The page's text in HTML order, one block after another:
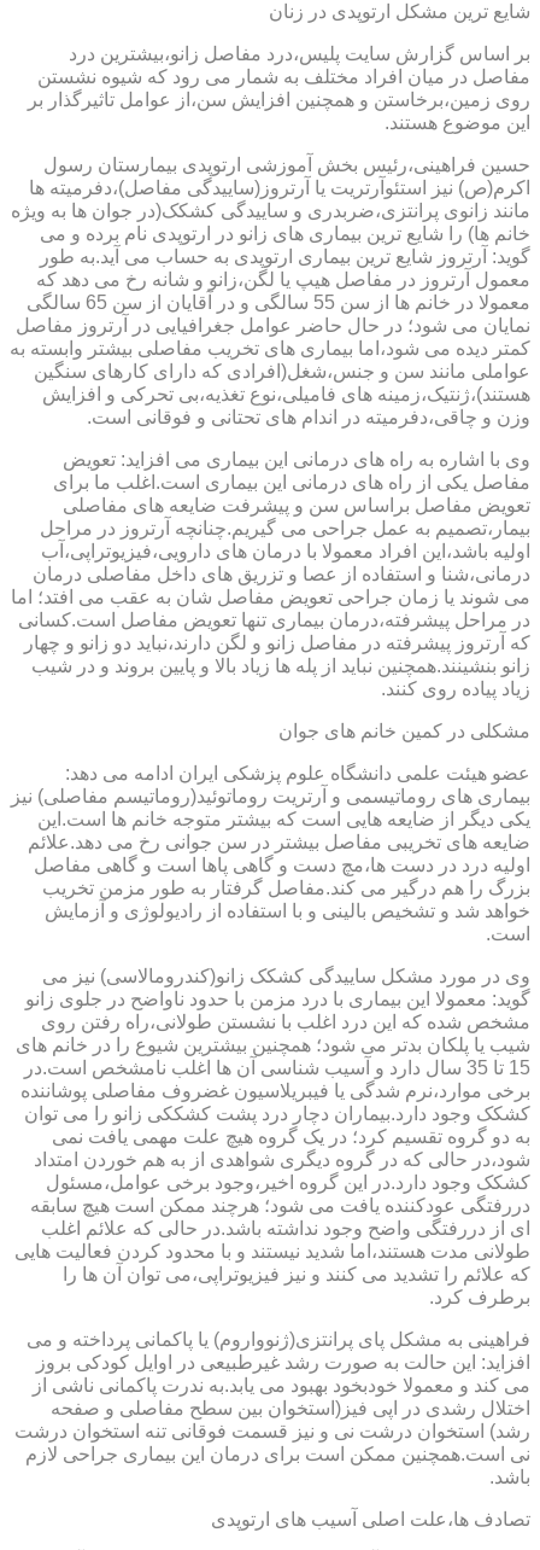
شایع ترین مشکل ارتوپدی در زنان
بر اساس گزارش سایت پلیس،درد مفاصل زانو،بیشترین درد
مفاصل در میان افراد مختلف به شمار می رود که شیوه نشستن
روی زمین،برخاستن و همچنین افزایش سن،از عوامل تاثیرگذار بر
این موضوع هستند.
حسین فراهینی،رئیس بخش آموزشی ارتوپدی بیمارستان رسول
اکرم(ص) نیز استئوآرتریت یا آرتروز(ساییدگی مفاصل)،دفرمیته ها
مانند زانوی پرانتزی،ضربدری و ساییدگی کشکک(در جوان ها به ویژه
خانم ها) را شایع ترین بیماری های زانو در ارتوپدی نام برده و می
گوید: آرتروز شایع ترین بیماری ارتوپدی به حساب می آید.به طور
معمول آرتروز در مفاصل هیپ یا لگن،زانو و شانه رخ می دهد که
معمولا در خانم ها از سن 55 سالگی و در آقایان از سن 65 سالگی
نمایان می شود؛ در حال حاضر عوامل جغرافیایی در آرتروز مفاصل
کمتر دیده می شود،اما بیماری های تخریب مفاصلی بیشتر وابسته به
عواملی مانند سن و جنس،شغل(افرادی که دارای کارهای سنگین
هستند)،ژنتیک،زمینه های فامیلی،نوع تغذیه،بی تحرکی و افزایش
وزن و چاقی،دفرمیته در اندام های تحتانی و فوقانی است.
وی با اشاره به راه های درمانی این بیماری می افزاید: تعویض
مفاصل یکی از راه های درمانی این بیماری است.اغلب ما برای
تعویض مفاصل براساس سن و پیشرفت ضایعه های مفاصلی
بیمار،تصمیم به عمل جراحی می گیریم.چنانچه آرتروز در مراحل
اولیه باشد،این افراد معمولا با درمان های دارویی،فیزیوتراپی،آب
درمانی،شنا و استفاده از عصا و تزریق های داخل مفاصلی درمان
می شوند یا زمان جراحی تعویض مفاصل شان به عقب می افتد؛ اما
در مراحل پیشرفته،درمان بیماری تنها تعویض مفاصل است.کسانی
که آرتروز پیشرفته در مفاصل زانو و لگن دارند،نباید دو زانو و چهار
زانو بنشینند.همچنین نباید از پله ها زیاد بالا و پایین بروند و در شیب
زیاد پیاده روی کنند.
مشکلی در کمین خانم های جوان
عضو هیئت علمی دانشگاه علوم پزشکی ایران ادامه می دهد:
بیماری های روماتیسمی و آرتریت روماتوئید(روماتیسم مفاصلی) نیز
یکی دیگر از ضایعه هایی است که بیشتر متوجه خانم ها است.این
ضایعه های تخریبی مفاصل بیشتر در سن جوانی رخ می دهد.علائم
اولیه درد در دست ها،مچ دست و گاهی پاها است و گاهی مفاصل
بزرگ را هم درگیر می کند.مفاصل گرفتار به طور مزمن تخریب
خواهد شد و تشخیص بالینی و با استفاده از رادیولوژی و آزمایش
است.
وی در مورد مشکل ساییدگی کشکک زانو(کندرومالاسی) نیز می
گوید: معمولا این بیماری با درد مزمن با حدود ناواضح در جلوی زانو
مشخص شده که این درد اغلب با نشستن طولانی،راه رفتن روی
شیب یا پلکان بدتر می شود؛ همچنین بیشترین شیوع را در خانم های
15 تا 35 سال دارد و آسیب شناسی آن ها اغلب نامشخص است.در
برخی موارد،نرم شدگی یا فیبریلاسیون غضروف مفاصلی پوشاننده
کشکک وجود دارد.بیماران دچار درد پشت کشککی زانو را می توان
به دو گروه تقسیم کرد؛ در یک گروه هیچ علت مهمی یافت نمی
شود،در حالی که در گروه دیگری شواهدی از به هم خوردن امتداد
کشکک وجود دارد.در این گروه اخیر،وجود برخی عوامل،مسئول
دررفتگی عودکننده یافت می شود؛ هرچند ممکن است هیچ سابقه
ای از دررفتگی واضح وجود نداشته باشد.در حالی که علائم اغلب
طولانی مدت هستند،اما شدید نیستند و با محدود کردن فعالیت هایی
که علائم را تشدید می کنند و نیز فیزیوتراپی،می توان آن ها را
برطرف کرد.
فراهینی به مشکل پای پرانتزی(ژنوواروم) یا پاکمانی پرداخته و می
افزاید: این حالت به صورت رشد غیرطبیعی در اوایل کودکی بروز
می کند و معمولا خودبخود بهبود می یابد.به ندرت پاکمانی ناشی از
اختلال رشدی در اپی فیز(استخوان بین سطح مفاصلی و صفحه
رشد) استخوان درشت نی و نیز قسمت فوقانی تنه استخوان درشت
نی است.همچنین ممکن است برای درمان این بیماری جراحی لازم
باشد.
تصادف ها،علت اصلی آسیب های ارتوپدی